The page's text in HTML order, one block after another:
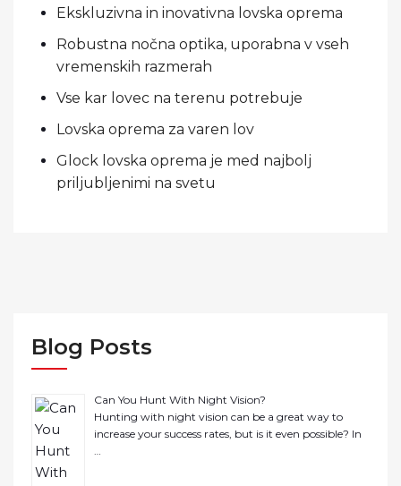
Ekskluzivna in inovativna lovska oprema
Robustna nočna optika, uporabna v vseh
vremenskih razmerah
Vse kar lovec na terenu potrebuje
Lovska oprema za varen lov
Glock lovska oprema je med najbolj
priljubljenimi na svetu
Blog Posts
Can You Hunt With Night Vision?
Hunting with night vision can be a great way to
increase your success rates, but is it even possible? In
…